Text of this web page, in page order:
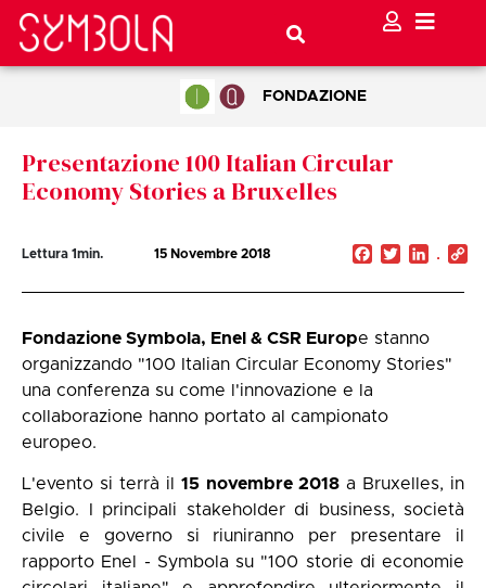
FONDAZIONE
Presentazione 100 Italian Circular
Economy Stories a Bruxelles
Lettura 1min. 15 Novembre 2018 Facebook
Twitter
Fondazione Symbola, Enel & CSR Europe stanno
organizzando "100 Italian Circular Economy Stories"
una conferenza su come l'innovazione e la
collaborazione hanno portato al campionato
europeo.
L'evento si terrà il15 novembre 2018a Bruxelles, in
Belgio. I principali stakeholder di business, società
civile e governo si riuniranno per presentare il
rapporto Enel - Symbola su "100 storie di economie